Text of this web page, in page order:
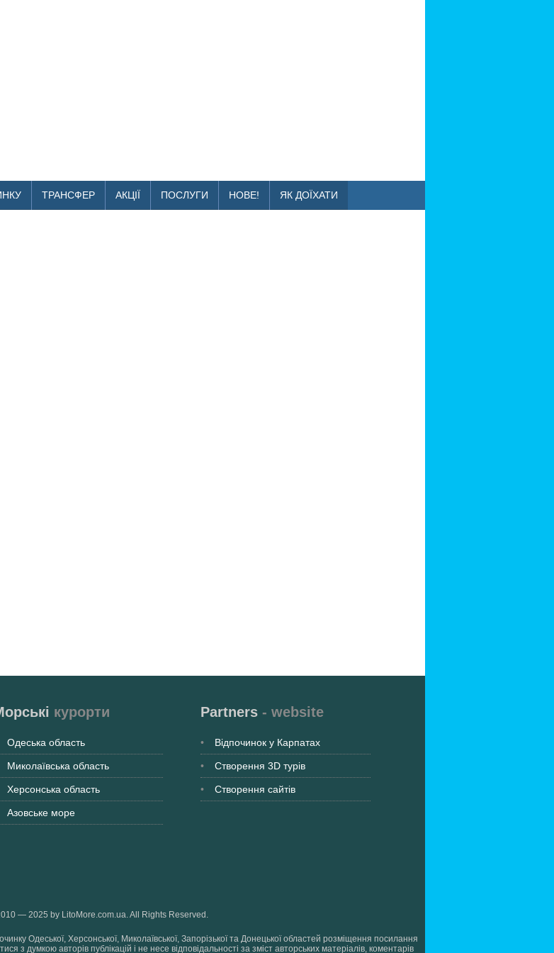
ТРАНСФЕР АКЦІЇ ПОСЛУГИ НОВЕ! ЯК ДОЇХАТИ
курорти
Одеська область
Миколаївська область
Херсонська область
Азовське море
Partners - website
Відпочинок у Карпатах
Створення 3D турів
Створення сайтів
— 2025 by LitoMore.com.ua. All Rights Reserved.
Одеської, Херсонської, Миколаївської, Запорізької та Донецької областей розміщення посилання
з думкою авторів публікацій і не несе відповідальності за зміст авторських матеріалів, коментарів